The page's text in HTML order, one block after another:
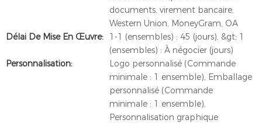
documents, virement bancaire,
Western Union, MoneyGram, OA
Délai De Mise En Œuvre:
1-1 (ensembles) : 45 (jours), &gt; 1
(ensembles) : À négocier (jours)
Personnalisation:
Logo personnalisé (Commande
minimale : 1 ensemble), Emballage
personnalisé (Commande
minimale : 1 ensemble),
Personnalisation graphique